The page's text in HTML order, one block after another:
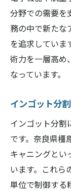
分野での需要を
務の中で新たな
を追求していま
術力を一層高め
なっています。
インゴット分
インゴット分割
です。奈良県橿
キャニングとい
います。これら
単位で制御する